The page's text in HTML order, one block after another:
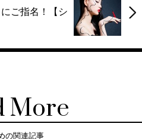
ご指名！【シ
More
の関連記事